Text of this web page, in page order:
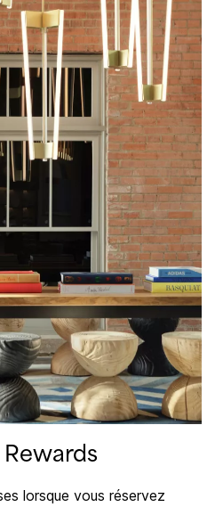
Rewards
lorsque vous réservez